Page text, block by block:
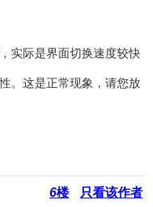
实际是界面切换速度较快
。这是正常现象，请您放
6楼 只看该作者